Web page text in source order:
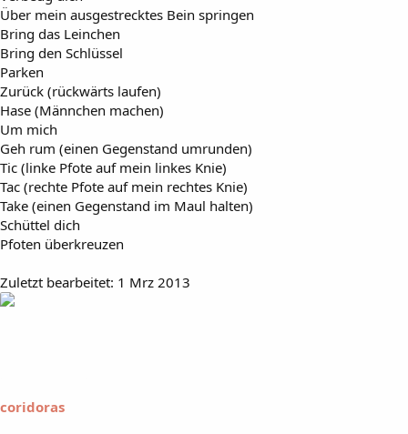
Über mein ausgestrecktes Bein springen
Bring das Leinchen
Bring den Schlüssel
Parken
Zurück (rückwärts laufen)
Hase (Männchen machen)
Um mich
Geh rum (einen Gegenstand umrunden)
Tic (linke Pfote auf mein linkes Knie)
Tac (rechte Pfote auf mein rechtes Knie)
Take (einen Gegenstand im Maul halten)
Schüttel dich
Pfoten überkreuzen
Zuletzt bearbeitet: 1 Mrz 2013
coridoras